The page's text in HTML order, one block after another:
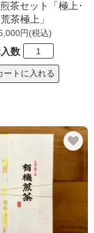
茶セット「極上･
荒茶極上」
円(税込)
数